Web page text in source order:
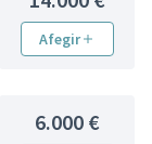
Afegir
6.000 €